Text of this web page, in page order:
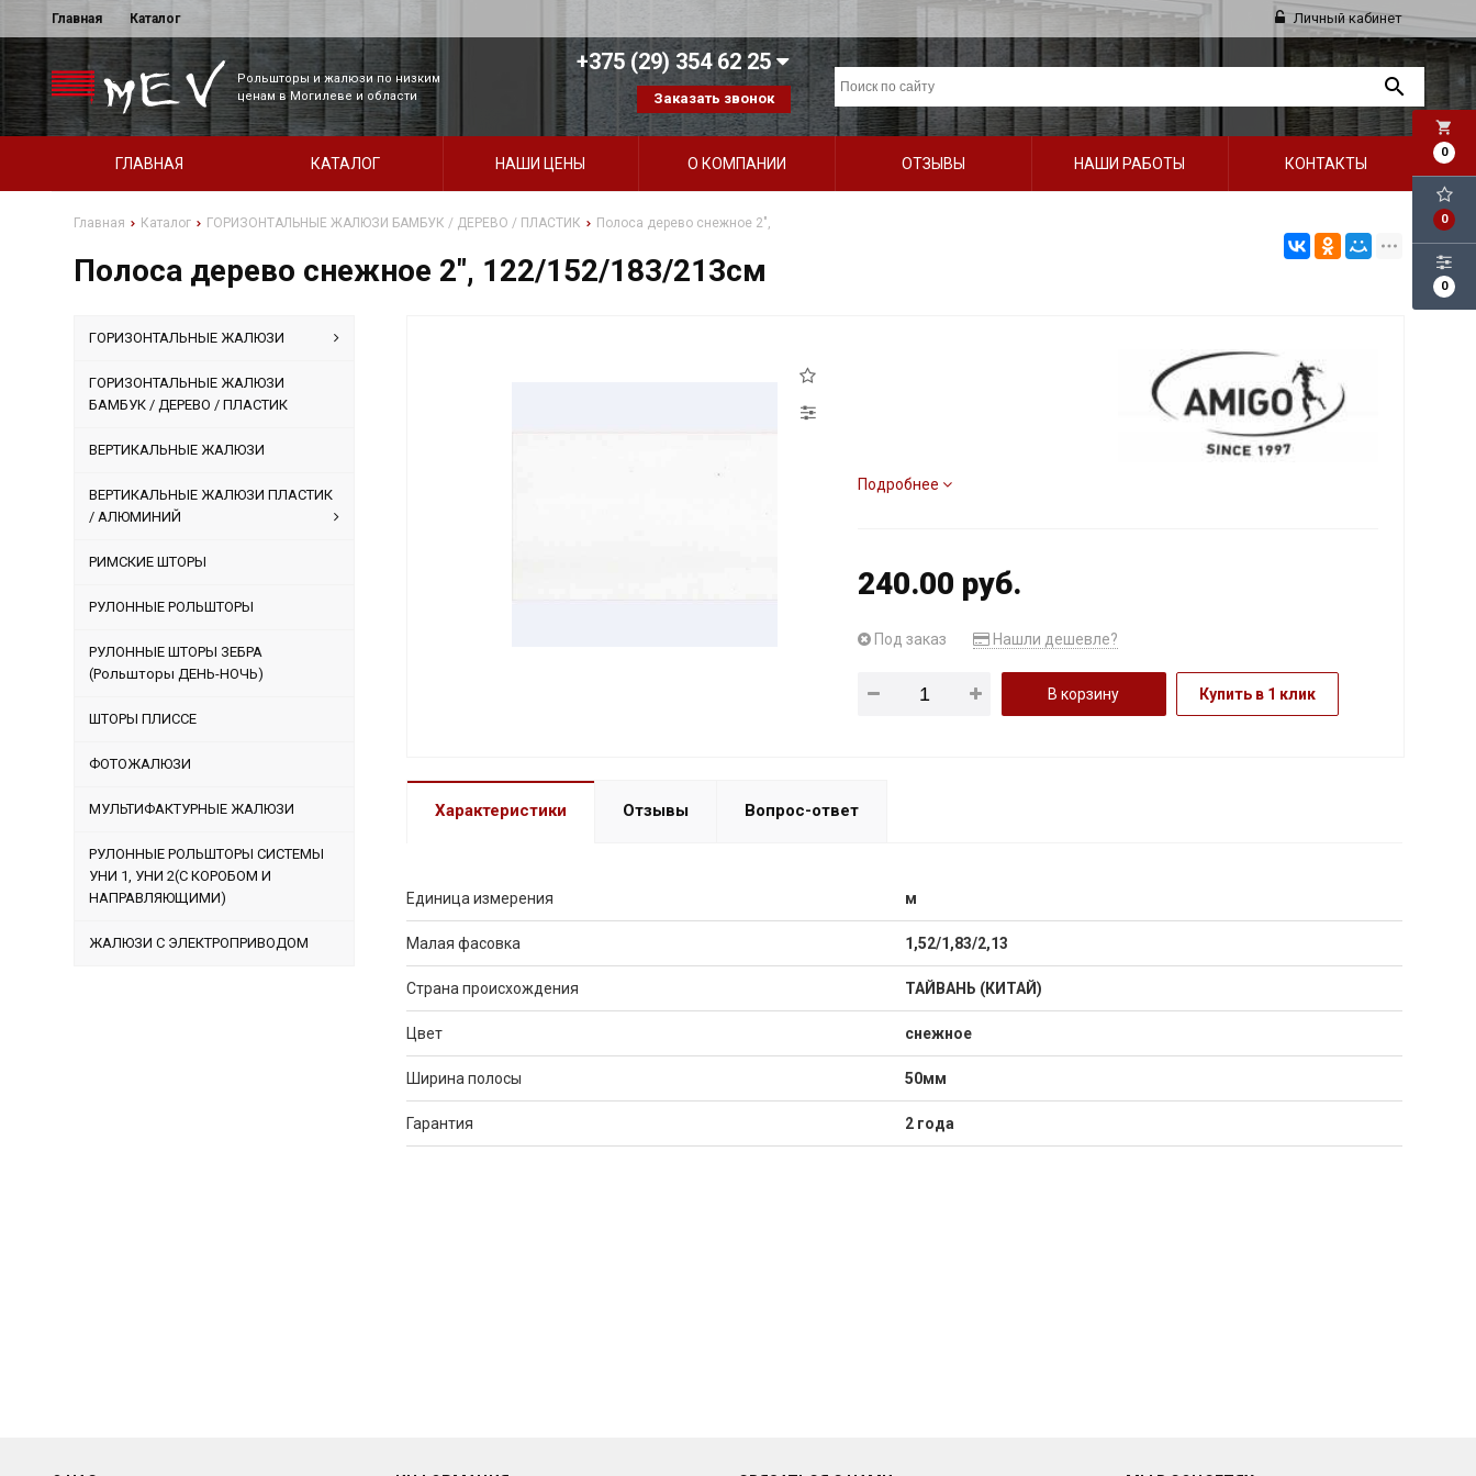
Главная Каталог Личный кабинет
Рольшторы и жалюзи по низким
ценам в Могилеве и области
+375 (29) 354 62 25
Заказать звонок
ГЛАВНАЯ КАТАЛОГ НАШИ ЦЕНЫ О КОМПАНИИ ОТЗЫВЫ НАШИ РАБОТЫ КОНТАКТЫ
Главная Каталог ГОРИЗОНТАЛЬНЫЕ ЖАЛЮЗИ БАМБУК / ДЕРЕВО / ПЛАСТИК Полоса дерево снежное 2",
Полоса дерево снежное 2", 122/152/183/213см
local_grocery_store
0
0
0
ГОРИЗОНТАЛЬНЫЕ ЖАЛЮЗИ
ГОРИЗОНТАЛЬНЫЕ ЖАЛЮЗИ
БАМБУК / ДЕРЕВО / ПЛАСТИК
ВЕРТИКАЛЬНЫЕ ЖАЛЮЗИ
ВЕРТИКАЛЬНЫЕ ЖАЛЮЗИ ПЛАСТИК
/ АЛЮМИНИЙ
РИМСКИЕ ШТОРЫ
РУЛОННЫЕ РОЛЬШТОРЫ
РУЛОННЫЕ ШТОРЫ ЗЕБРА
(Рольшторы ДЕНЬ-НОЧЬ)
ШТОРЫ ПЛИССЕ
ФОТОЖАЛЮЗИ
МУЛЬТИФАКТУРНЫЕ ЖАЛЮЗИ
РУЛОННЫЕ РОЛЬШТОРЫ СИСТЕМЫ
УНИ 1, УНИ 2(С КОРОБОМ И
НАПРАВЛЯЮЩИМИ)
ЖАЛЮЗИ С ЭЛЕКТРОПРИВОДОМ
Подробнее
240.00 руб.
Под заказ Нашли дешевле?
В корзину Купить в 1 клик
Характеристики Отзывы Вопрос-ответ
Единица измерения м
Малая фасовка 1,52/1,83/2,13
Страна происхождения ТАЙВАНЬ (КИТАЙ)
Цвет снежное
Ширина полосы 50мм
Гарантия 2 года